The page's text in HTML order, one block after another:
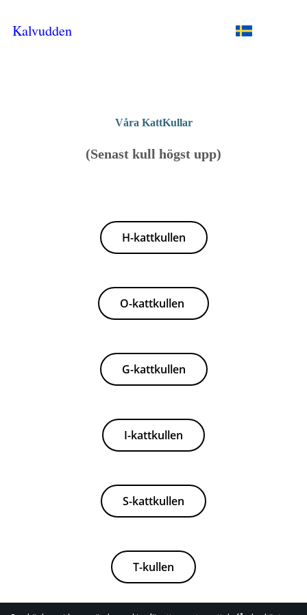
Kalvudden
Våra KattKullar
(Senast kull högst upp)
H-kattkullen
O-kattkullen
G-kattkullen
I-kattkullen
S-kattkullen
T-kullen